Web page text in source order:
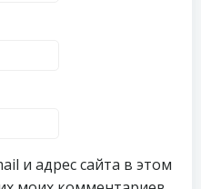
и адрес сайта в этом